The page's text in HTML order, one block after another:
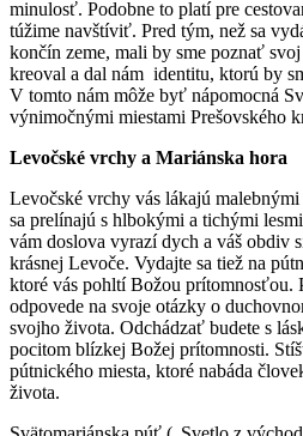
minulosť. Podobne to platí pre
túžime navštíviť. Pred tým, než sa
končín zeme, mali by sme poznať
kreoval a dal nám identitu, ktorú by
V tomto nám môže byť nápomocná
výnimočnými miestami Prešovského
Levočské vrchy a Mariánska hora
Levočské vrchy vás lákajú
sa prelínajú s hlbokými a tichými
vám doslova vyrazí dych a váš obdiv
krásnej Levoče. Vydajte sa tiež na
ktoré vás pohltí Božou prítomnosťou.
odpovede na svoje otázky o
svojho života. Odchádzať budete s
pocitom blízkej Božej prítomnosti.
pútnického miesta, ktoré nabáda
života.